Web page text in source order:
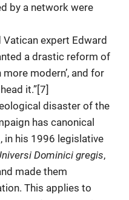
by a network were
expert Edward
a drastic reform of
modern’, and for
it.”[7]
disaster of the
has canonical
in his 1996 legislative
Dominici gregis,
made them
This applies to